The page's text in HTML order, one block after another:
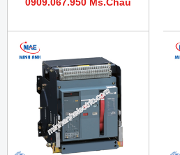
0909.067.950 Ms.Châu